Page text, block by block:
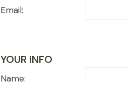
Email:
YOUR INFO
Name: